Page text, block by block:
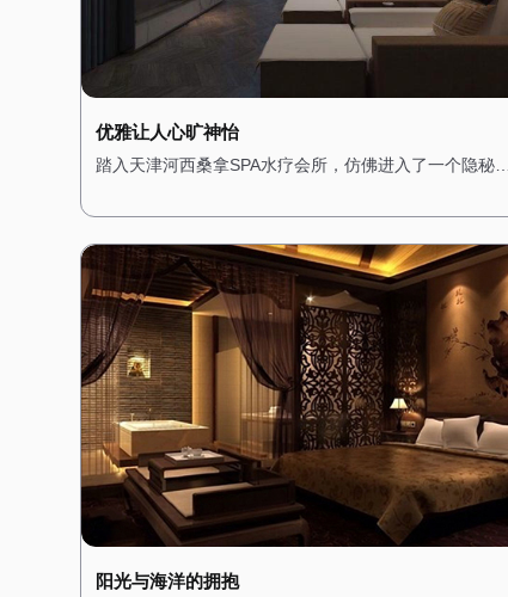
优雅让人心旷神怡
踏入天津河西桑拿SPA水疗会所，仿佛进入了一个隐秘的
喧嚣。一进门，便被满眼的绿植所吸引，仿佛置身于热
雨林之中。墙壁上爬满了青藤，空气中弥漫着淡淡的薰
草香，让人心旷神怡。 会所的装修风格融合了自然与现
元素，木质的地板和装饰搭配柔和的灯光，营造出一种
馨而宁静的氛围。桑拿房被设计成半开放式，四周环绕
绿植，让人在享受桑拿的同时，也能感受到自然的气息
水疗区域则配备了舒适的按摩床和私人浴缸，每个角落
经过精心布置，确保顾客在放松身心的同时，也能享受视
觉上的愉悦。 这里不仅是一个放松身心的场所，更是一
远离都市喧嚣的隐秘花园，让每一位顾客都能在这里找
属于自己的宁静。
阳光与海洋的拥抱